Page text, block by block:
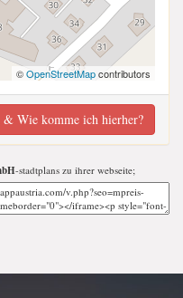
©OpenStreetMapcontributors
& Wie komme ich hierher?
-stadtplans zu ihrer webseite;